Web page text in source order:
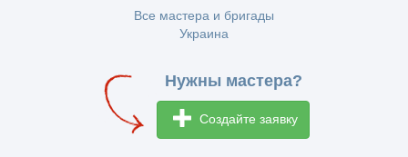
Все мастера и бригады
Украина
Нужны мастера?
Создайте заявку